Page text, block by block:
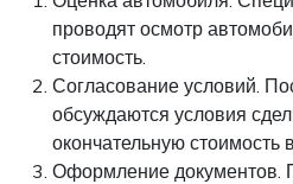
проводят осмотр
стоимость.
Согласование условий.
обсуждаются условия
окончательную стоимость
Оформление документов.